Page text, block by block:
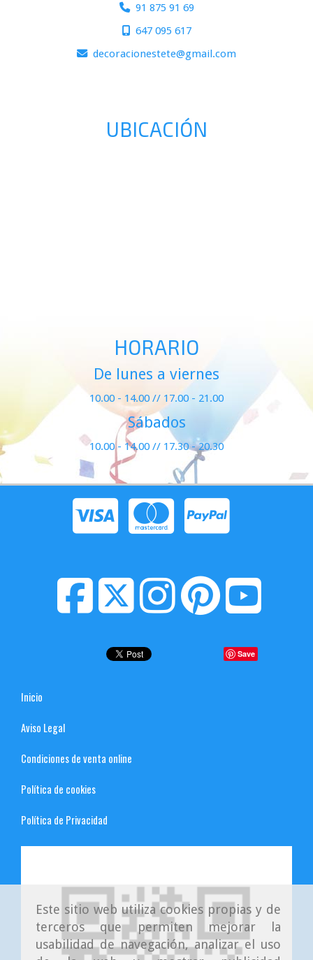
Este sitio web utiliza cookies propias y de
terceros que permiten mejorar la
usabilidad de navegación, analizar el uso
91 875 91 69
647 095 617
decoracionestete
gmail.com
UBICACIÓN
HORARIO
De lunes a viernes
10.00 - 14.00 // 17.00 - 21.00
Sábados
10.00 - 14.00 // 17.30 - 20.30
Save
Inicio
Aviso Legal
Condiciones de venta online
Política de cookies
Política de Privacidad